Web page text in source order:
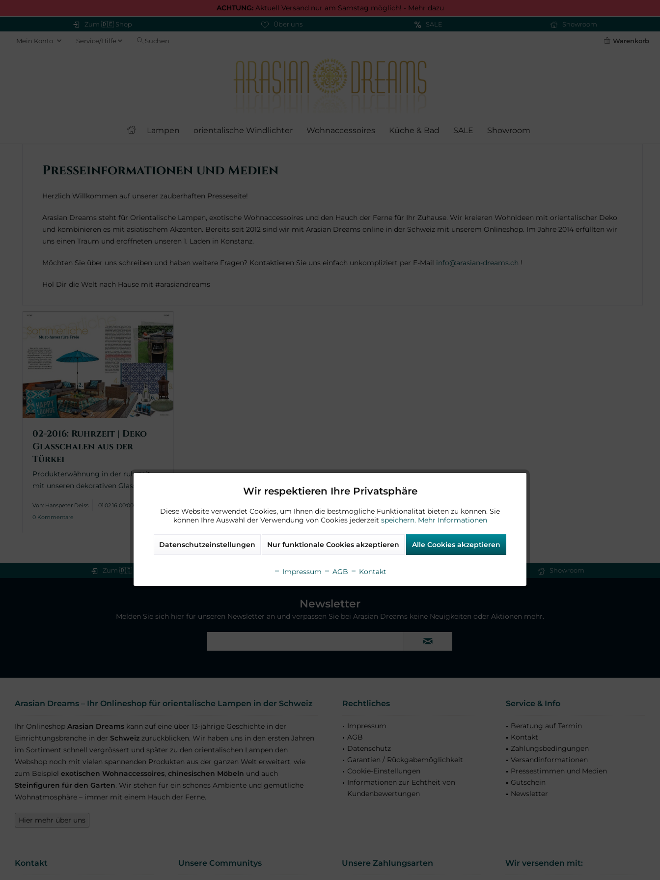
ACHTUNG:Aktuell Versand nur am Samstag möglich! - Mehr dazu
Zum 🇩🇪 Shop Über uns SALE Showroom
Warenkorb
Mein Konto Service/Hilfe Suchen
Lampen orientalische Windlichter Wohnaccessoires Küche & Bad SALE Showroom
Presseinformationen und Medien
Herzlich Willkommen auf unserer zauberhaften Presseseite!
Arasian Dreams steht für Orientalische Lampen, exotische Wohnaccessoires und den Hauch der Ferne für Ihr Zuhause. Wir kreieren Wohnideen mit orientalischer Deko
und kombinieren es mit asiatischem Akzenten. Bereits seit 2012 sind wir mit Arasian Dreams online in der Schweiz mit unserem Onlineshop. Im Jahre 2014 erfüllten wir
uns einen Traum und eröffneten unseren 1. Laden in Konstanz.
Möchten Sie über uns schreiben und haben weitere Fragen? Kontaktieren Sie uns einfach unkompliziert per E-Mail info@arasian-dreams.ch !
Hol Dir die Welt nach Hause mit #arasiandreams
02-2016: Ruhrzeit | Deko
Glasschalen aus der
Türkei
Produkterwähnung in der ruhrzeit
mit unseren dekorativen Glasschalen
Von: Hanspeter Deiss
01.02.16 00:00
0 Kommentare
Zum 🇩🇪 Shop Über uns Showroom
Newsletter
Melden Sie sich hier für unseren Newsletter an und verpassen Sie bei Arasian Dreams keine Neuigkeiten oder Aktionen mehr.
Arasian Dreams – Ihr Onlineshop für orientalische Lampen in der Schweiz
Ihr Onlineshop Arasian Dreams kann auf eine über 13-jährige Geschichte in der
Einrichtungsbranche in der Schweiz zurückblicken. Wir haben uns in den ersten Jahren
im Sortiment schnell vergrössert und später zu den orientalischen Lampen den
Webshop noch mit vielen spannenden Produkten aus der ganzen Welt erweitert, wie
zum Beispiel exotischen Wohnaccessoires, chinesischen Möbeln und auch
Steinfiguren für den Garten. Wir stehen für ein schönes Ambiente und gemütliche
Wohnatmosphäre – immer mit einem Hauch der Ferne.
Hier mehr über uns
Rechtliches
Impressum
AGB
Datenschutz
Garantien / Rückgabemöglichkeit
Cookie-Einstellungen
Informationen zur Echtheit von
Kundenbewertungen
Service & Info
Beratung auf Termin
Kontakt
Zahlungsbedingungen
Versandinformationen
Pressestimmen und Medien
Gutschein
Newsletter
Kontakt Unsere Communitys Unsere Zahlungsarten Wir versenden mit:
Marketing Aktiv
Wir respektieren Ihre Privatsphäre
Diese Website verwendet Cookies, um Ihnen die bestmögliche Funktionalität bieten zu können. Sie
können Ihre Auswahl der Verwendung von Cookies jederzeit speichern. Mehr Informationen
Datenschutzeinstellungen Nur funktionale Cookies akzeptieren Alle Cookies akzeptieren
Impressum AGB Kontakt